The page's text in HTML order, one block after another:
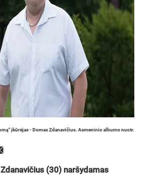
įkūrėjas - Domas Zdanavičius. Asmeninio albumo nuotr.
(30) naršydamas